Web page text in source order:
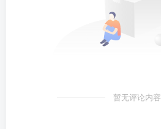
暂无评论内容